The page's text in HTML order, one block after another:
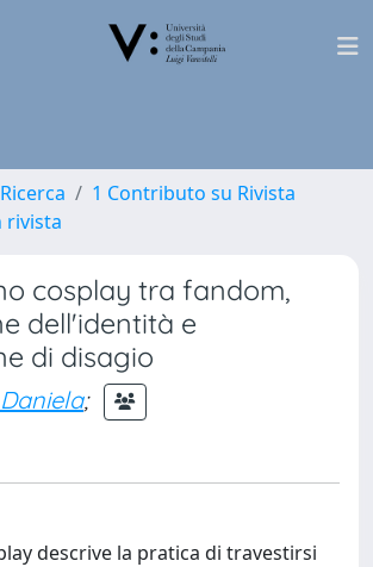
1 Contributo su Rivista
rivista
cosplay tra fandom,
dell'identità e
di disagio
;
descrive la pratica di travestirsi